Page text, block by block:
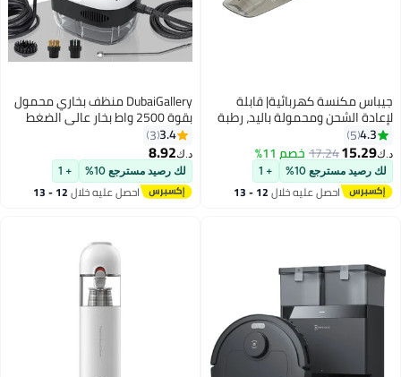
مكنسة كهربائية| قابلة
الشحن ومحمولة باليد، رطبة
مع ضوء مؤشر LED| تكنولوجيا
منخفضة الضوضاء| فوهة
وفرشاة صغيرة، وحامل
على الحائط| فلتر هيبا|
5
17.24خصم 11%
مسترجع 10% + 1
احصل عليه خلال 12 - 13
DubaiGallery منظف بخاري محمول
بقوة 2500 واط بخار عالي الضغط
للتنظيف للجص والبلاط منظف بخاري
محمول صغير للسيارة تنظيف قوي
بخار عالي الحرارة للمنزل
3.4
3
8.92
لك رصيد مسترجع 10% + 1
احصل عليه خلال 12 - 13